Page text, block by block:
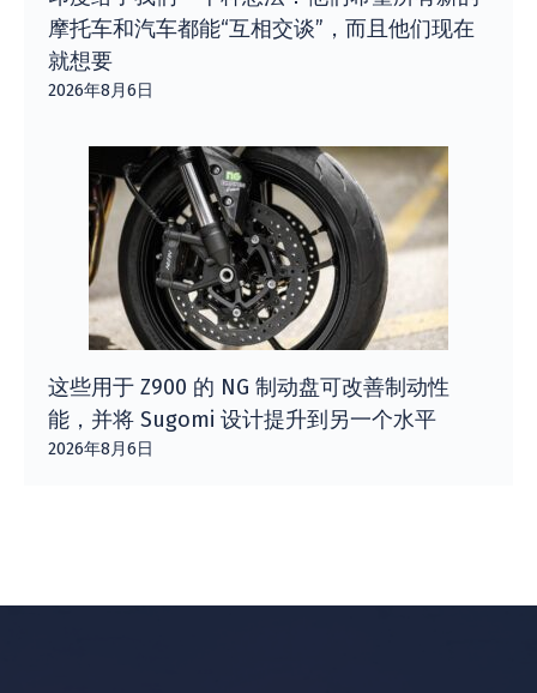
摩托车和汽车都能“互相交谈”，而且他们现在
就想要
2026年8月6日
这些用于 Z900 的 NG 制动盘可改善制动性
能，并将 Sugomi 设计提升到另一个水平
2026年8月6日